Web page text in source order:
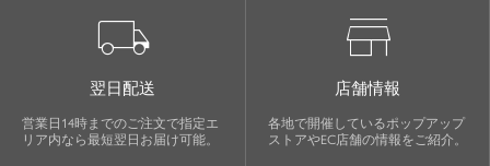
local_shipping
翌日配送
営業日14時までのご注文で指定エ
リア内なら最短翌日お届け可能。
store
店舗情報
各地で開催しているポップアップ
ストアやEC店舗の情報をご紹介。